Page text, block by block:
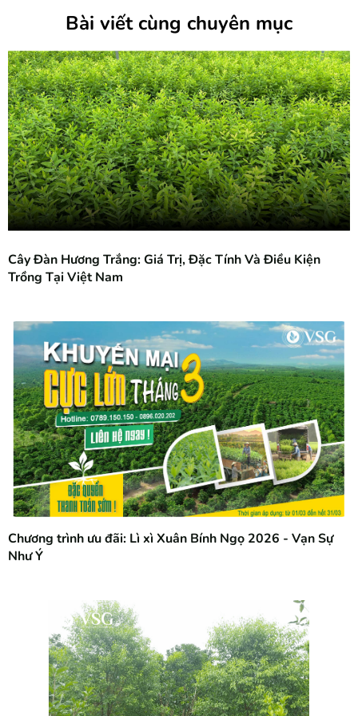
Bài viết cùng chuyên mục
Cây Đàn Hương Trắng: Giá Trị, Đặc Tính Và Điều Kiện
Trồng Tại Việt Nam
Chương trình ưu đãi: Lì xì Xuân Bính Ngọ 2026 - Vạn Sự
Như Ý